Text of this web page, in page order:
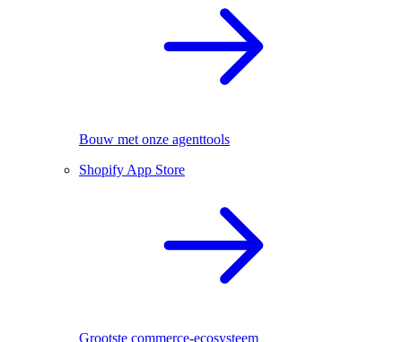
Bouw met onze agenttools
Shopify App Store
Grootste commerce-ecosysteem